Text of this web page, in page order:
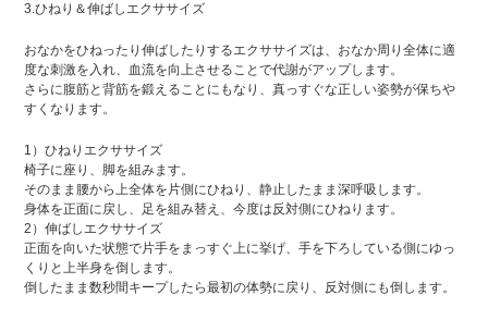
3.ひねり＆伸ばしエクササイズ
おなかをひねったり伸ばしたりするエクササイズは、おなか周り全体に適
度な刺激を入れ、血流を向上させることで代謝がアップします。
さらに腹筋と背筋を鍛えることにもなり、真っすぐな正しい姿勢が保ちや
すくなります。
1）ひねりエクササイズ
椅子に座り、脚を組みます。
そのまま腰から上全体を片側にひねり、静止したまま深呼吸します。
身体を正面に戻し、足を組み替え、今度は反対側にひねります。
2）伸ばしエクササイズ
正面を向いた状態で片手をまっすぐ上に挙げ、手を下ろしている側にゆっ
くりと上半身を倒します。
倒したまま数秒間キープしたら最初の体勢に戻り、反対側にも倒します。